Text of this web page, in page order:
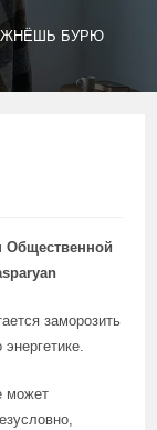
БУРЮ
Общественной
заморозить
может